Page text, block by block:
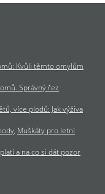
Kvůli těmto omylům
Správný řez
více plodů: Jak výživa
Muškáty pro letní
a na co si dát pozor